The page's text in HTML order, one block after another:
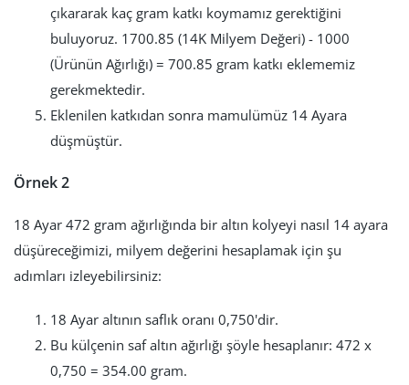
çıkararak kaç gram katkı koymamız gerektiğini
buluyoruz. 1700.85 (14K Milyem Değeri) - 1000
(Ürünün Ağırlığı) = 700.85 gram katkı eklememiz
gerekmektedir.
Eklenilen katkıdan sonra mamulümüz 14 Ayara
düşmüştür.
Örnek 2
18 Ayar 472 gram ağırlığında bir altın kolyeyi nasıl 14 ayara
düşüreceğimizi, milyem değerini hesaplamak için şu
adımları izleyebilirsiniz:
18 Ayar altının saflık oranı 0,750'dir.
Bu külçenin saf altın ağırlığı şöyle hesaplanır: 472 x
0,750 = 354.00 gram.